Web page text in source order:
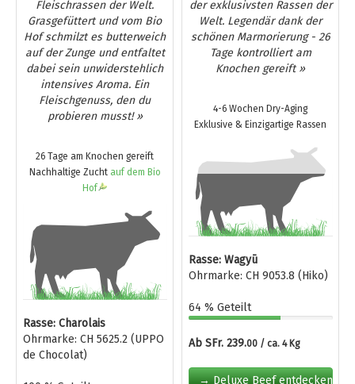
Fleischrassen der Welt.
Grasgefüttert und vom Bio
Hof schmilzt es butterweich
auf der Zunge und entfaltet
dabei sein unwiderstehlich
intensives Aroma. Ein
Fleischgenuss, den du
probieren musst! »
26 Tage am Knochen gereift
Nachhaltige Zucht auf dem Bio
Hof
Rasse: Charolais
Ohrmarke: CH 5625.2 (UPPO
de Chocolat)
der exklusivsten Rassen der
Welt. Legendär dank der
schönen Marmorierung - 26
Tage kontrolliert am
Knochen gereift »
4-6 Wochen Dry-Aging
Exklusive & Einzigartige Rassen
Rasse: Wagyū
Ohrmarke: CH 9053.8 (Hiko)
64 % Geteilt
Ab SFr. 239.00 / ca. 4 Kg
→ Deluxe Beef entdecken